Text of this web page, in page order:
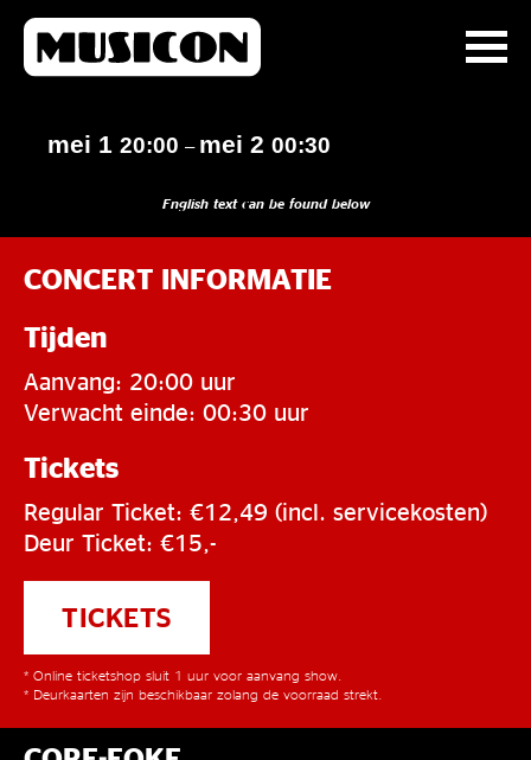
mei 1 20:00 – mei 2 00:30
English text can be found below
CONCERT INFORMATIE
Tijden
Aanvang: 20:00 uur
Verwacht einde: 00:30 uur
Tickets
Regular Ticket: €12,49 (incl. servicekosten)
Deur Ticket: €15,-
TICKETS
* Online ticketshop sluit 1 uur voor aanvang show.
* Deurkaarten zijn beschikbaar zolang de voorraad strekt.